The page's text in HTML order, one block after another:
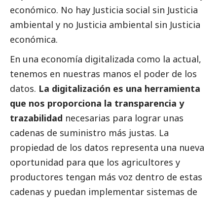
económico. No hay Justicia social sin Justicia
ambiental y no Justicia ambiental sin Justicia
económica.
En una economía digitalizada como la actual,
tenemos en nuestras manos el poder de los
datos. La digitalización es una herramienta
que nos proporciona la transparencia y
trazabilidad necesarias para lograr unas
cadenas de suministro más justas. La
propiedad de los datos representa una nueva
oportunidad para que los agricultores y
productores tengan más voz dentro de estas
cadenas y puedan implementar sistemas de